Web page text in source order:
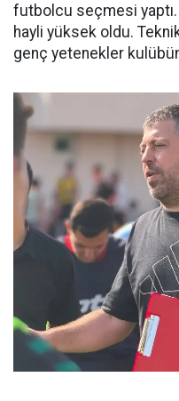
futbolcu seçmesi yaptı.
hayli yüksek oldu.
genç yetenekler